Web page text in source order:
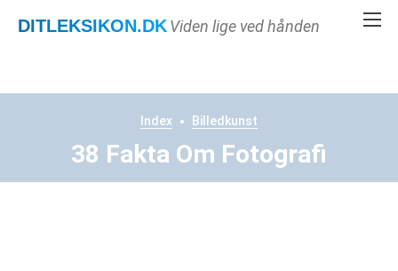
DITLEKSIKON.DKViden lige ved hånden
Index Billedkunst
38 Fakta Om Fotografi